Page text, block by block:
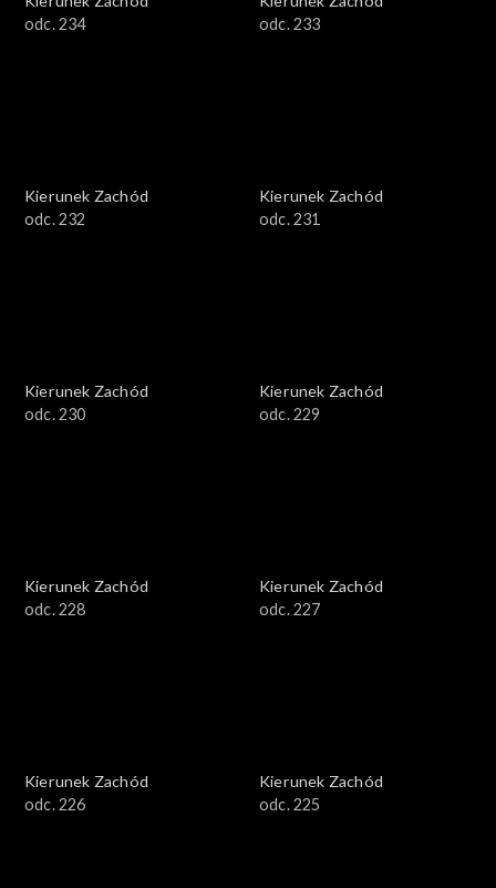
odc. 234
odc. 233
Kierunek Zachód
odc. 232
Kierunek Zachód
odc. 231
Kierunek Zachód
odc. 230
Kierunek Zachód
odc. 229
Kierunek Zachód
odc. 228
Kierunek Zachód
odc. 227
Kierunek Zachód
odc. 226
Kierunek Zachód
odc. 225